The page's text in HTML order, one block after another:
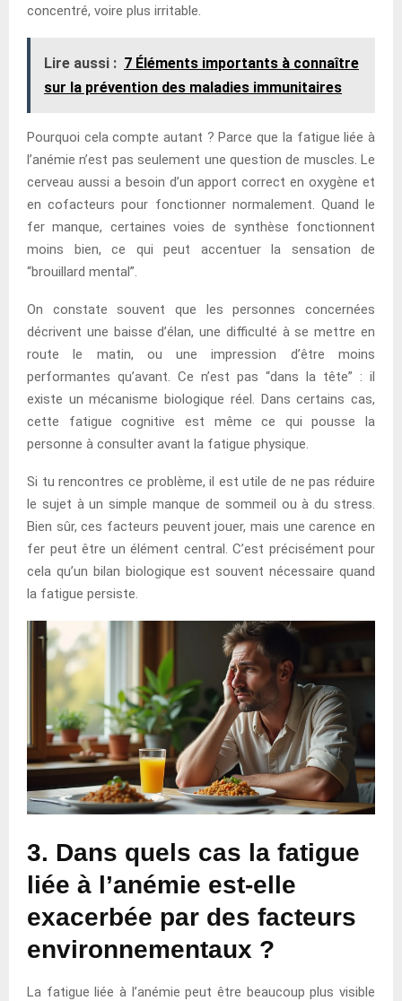
concentré, voire plus irritable.
Lire aussi : 7 Éléments importants à connaître
sur la prévention des maladies immunitaires
Pourquoi cela compte autant ? Parce que la fatigue liée à
l’anémie n’est pas seulement une question de muscles. Le
cerveau aussi a besoin d’un apport correct en oxygène et
en cofacteurs pour fonctionner normalement. Quand le
fer manque, certaines voies de synthèse fonctionnent
moins bien, ce qui peut accentuer la sensation de
“brouillard mental”.
On constate souvent que les personnes concernées
décrivent une baisse d’élan, une difficulté à se mettre en
route le matin, ou une impression d’être moins
performantes qu’avant. Ce n’est pas “dans la tête” : il
existe un mécanisme biologique réel. Dans certains cas,
cette fatigue cognitive est même ce qui pousse la
personne à consulter avant la fatigue physique.
Si tu rencontres ce problème, il est utile de ne pas réduire
le sujet à un simple manque de sommeil ou à du stress.
Bien sûr, ces facteurs peuvent jouer, mais une carence en
fer peut être un élément central. C’est précisément pour
cela qu’un bilan biologique est souvent nécessaire quand
la fatigue persiste.
3. Dans quels cas la fatigue
liée à l’anémie est-elle
exacerbée par des facteurs
environnementaux ?
La fatigue liée à l’anémie peut être beaucoup plus visible